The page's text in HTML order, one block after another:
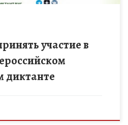
участие в
диктанте